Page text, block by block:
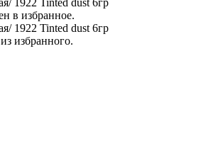
в избранное.
1922 Tinted dust 6гр
избранного.